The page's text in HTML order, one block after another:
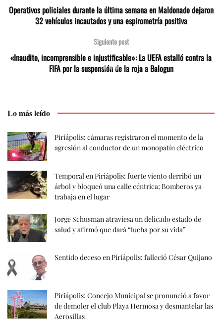
Operativos policiales durante la última semana en Maldonado dejaron
32 vehículos incautados y una espirometría positiva
Siguiente post
«Inaudito, incomprensible e injustificable»: La UEFA estalló contra la
FIFA por la suspensión de la roja a Balogun
Lo más leído
Piriápolis: cámaras registraron el momento de la
agresión al conductor de un monopatín eléctrico
Temporal en Piriápolis: fuerte viento derribó un
árbol y bloqueó una calle céntrica; Bomberos ya
trabaja en el lugar
Jorge Schusman atraviesa un delicado estado de
salud y afirmó que dará “lucha por su vida”
Sentido deceso en Piriápolis: falleció César Quijano
Piriápolis: Concejo Municipal se pronunció a favor
de demoler el club Playa Hermosa y desmantelar las
Aerosillas